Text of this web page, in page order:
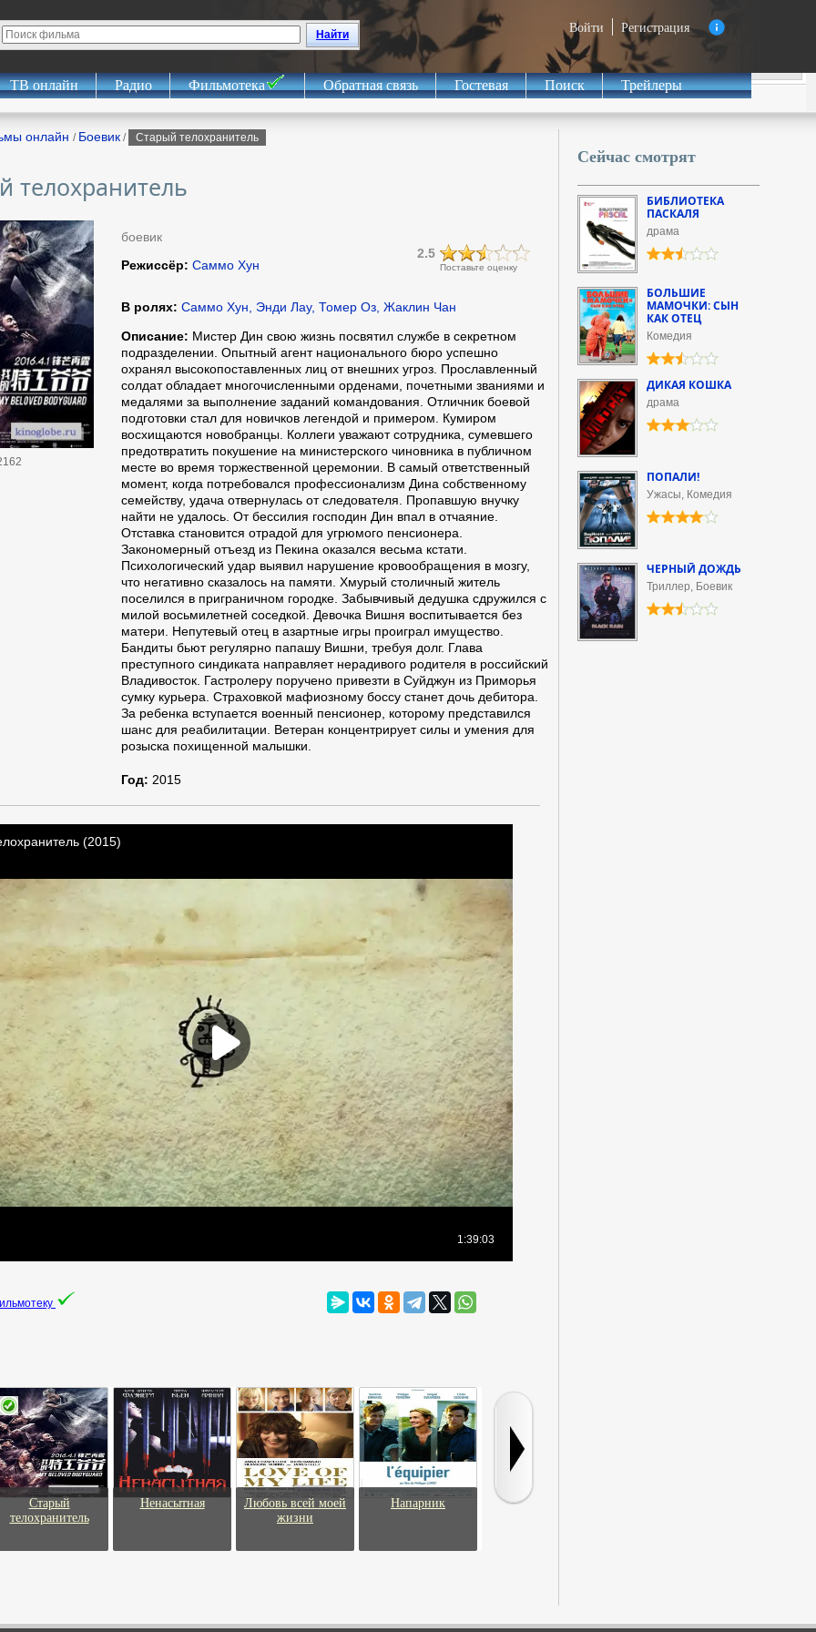
Войти Регистрация
Найти
ТВ онлайн Радио Фильмотека Обратная связь Гостевая Поиск Трейлеры
онлайн / Боевик / Старый телохранитель
телохранитель
боевик
Поставьте оценку
2.5
Режиссёр: Саммо Хун
В ролях: Саммо Хун, Энди Лау, Томер Оз, Жаклин Чан
Описание: Мистер Дин свою жизнь посвятил службе в секретном
подразделении. Опытный агент национального бюро успешно
охранял высокопоставленных лиц от внешних угроз. Прославленный
солдат обладает многочисленными орденами, почетными званиями и
медалями за выполнение заданий командования. Отличник боевой
подготовки стал для новичков легендой и примером. Кумиром
восхищаются новобранцы. Коллеги уважают сотрудника, сумевшего
предотвратить покушение на министерского чиновника в публичном
месте во время торжественной церемонии. В самый ответственный
момент, когда потребовался профессионализм Дина собственному
семейству, удача отвернулась от следователя. Пропавшую внучку
найти не удалось. От бессилия господин Дин впал в отчаяние.
Отставка становится отрадой для угрюмого пенсионера.
Закономерный отъезд из Пекина оказался весьма кстати.
Психологический удар выявил нарушение кровообращения в мозгу,
что негативно сказалось на памяти. Хмурый столичный житель
поселился в приграничном городке. Забывчивый дедушка сдружился с
милой восьмилетней соседкой. Девочка Вишня воспитывается без
матери. Непутевый отец в азартные игры проиграл имущество.
Бандиты бьют регулярно папашу Вишни, требуя долг. Глава
преступного синдиката направляет нерадивого родителя в российский
Владивосток. Гастролеру поручено привезти в Суйджун из Приморья
сумку курьера. Страховкой мафиозному боссу станет дочь дебитора.
За ребенка вступается военный пенсионер, которому представился
шанс для реабилитации. Ветеран концентрирует силы и умения для
розыска похищенной малышки.
Год: 2015
Старый
телохранитель
Ненасытная
Любовь всей моей
жизни
Напарник Без Ладена 2
Сейчас смотрят
БИБЛИОТЕКА
ПАСКАЛЯ
драма
БОЛЬШИЕ
МАМОЧКИ: СЫН
КАК ОТЕЦ
Комедия
ДИКАЯ КОШКА
драма
ПОПАЛИ!
Ужасы, Комедия
ЧЕРНЫЙ ДОЖДЬ
Триллер, Боевик